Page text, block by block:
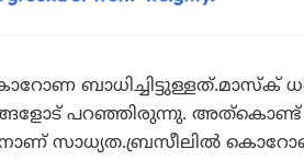
ബാധിച്ചിട്ടുള്ളത്.മാസ്ക്
പറഞ്ഞിരുന്നു. അത്കൊണ്ട്
സാധ്യത.ബ്രസീലിൽ